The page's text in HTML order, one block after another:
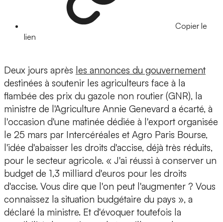
Copier le
lien
Deux jours après les annonces du gouvernement
destinées à soutenir les agriculteurs face à la
flambée des prix du gazole non routier (GNR), la
ministre de l'Agriculture Annie Genevard a écarté, à
l'occasion d'une matinée dédiée à l'export organisée
le 25 mars par Intercéréales et Agro Paris Bourse,
l'idée d'abaisser les droits d'accise, déjà très réduits,
pour le secteur agricole. « J'ai réussi à conserver un
budget de 1,3 milliard d'euros pour les droits
d'accise. Vous dire que l'on peut l'augmenter ? Vous
connaissez la situation budgétaire du pays », a
déclaré la ministre. Et d'évoquer toutefois la